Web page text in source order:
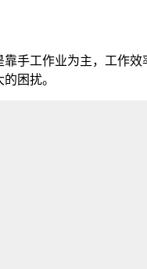
工作业为主，工作效
困扰。